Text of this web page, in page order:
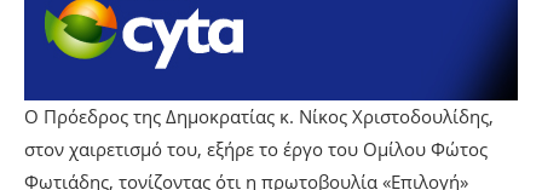
Ο Πρόεδρος της Δημοκρατίας κ. Νίκος Χριστοδουλίδης,
στον χαιρετισμό του, εξήρε το έργο του Ομίλου Φώτος
Φωτιάδης, τονίζοντας ότι η πρωτοβουλία «Επιλογή»